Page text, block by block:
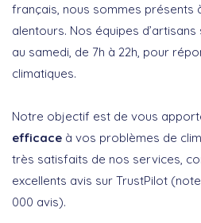
français, nous sommes présents
alentours. Nos équipes
au samedi, de 7h à 22h, pour
climatiques.
Notre objectif est de vous
efficace à vos problèmes de
très satisfaits de nos services,
excellents avis sur TrustPilot
000 avis).